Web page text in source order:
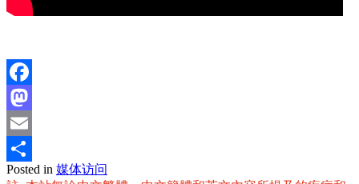
Facebook
Mastodon
Email
分
Posted in 媒体访问